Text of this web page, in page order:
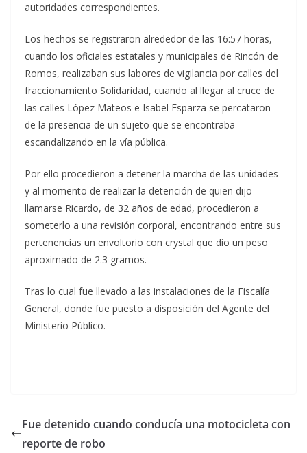
autoridades correspondientes.
Los hechos se registraron alrededor de las 16:57 horas,
cuando los oficiales estatales y municipales de Rincón de
Romos, realizaban sus labores de vigilancia por calles del
fraccionamiento Solidaridad, cuando al llegar al cruce de
las calles López Mateos e Isabel Esparza se percataron
de la presencia de un sujeto que se encontraba
escandalizando en la vía pública.
Por ello procedieron a detener la marcha de las unidades
y al momento de realizar la detención de quien dijo
llamarse Ricardo, de 32 años de edad, procedieron a
someterlo a una revisión corporal, encontrando entre sus
pertenencias un envoltorio con crystal que dio un peso
aproximado de 2.3 gramos.
Tras lo cual fue llevado a las instalaciones de la Fiscalía
General, donde fue puesto a disposición del Agente del
Ministerio Público.
Fue detenido cuando conducía una motocicleta con
reporte de robo